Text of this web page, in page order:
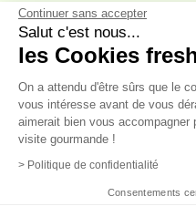
Continuer sans accepter
Salut c'est nous...
les Cookies
On a attendu d'être sûrs que le
vous intéresse avant de vous
aimerait bien vous accompagner
visite gourmande !
> Politique de confidentialité
Consentements